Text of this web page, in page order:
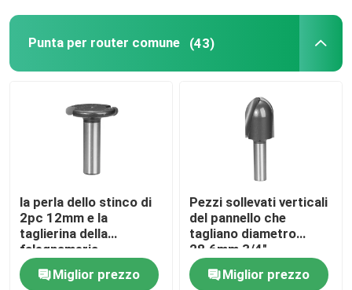
Punta per router comune
Lame per sega circolari del CTT
Set di punte per router TCT
Fresa HSS
Utensili per inserti in metallo duro
Punta per router comune (43)
la perla dello stinco di
2pc 12mm e la
taglierina della
falegnameria
dell'insieme della flauto
fanno le vasche calde
Miglior prezzo
Pezzi sollevati verticali
del pannello che
tagliano diametro
28.6mm 3/4"
d'alimentazione di
riservaMiglior prezzo